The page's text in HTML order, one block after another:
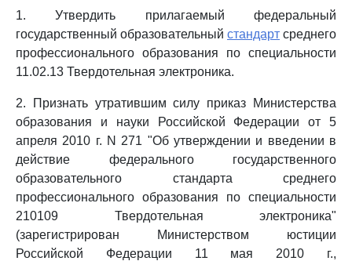
1. Утвердить прилагаемый федеральный
государственный образовательный стандарт среднего
профессионального образования по специальности
11.02.13 Твердотельная электроника.
2. Признать утратившим силу приказ Министерства
образования и науки Российской Федерации от 5
апреля 2010 г. N 271 "Об утверждении и введении в
действие федерального государственного
образовательного стандарта среднего
профессионального образования по специальности
210109 Твердотельная электроника"
(зарегистрирован Министерством юстиции
Российской Федерации 11 мая 2010 г.,